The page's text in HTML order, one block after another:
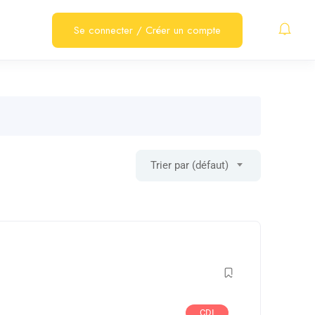
Se connecter / Créer un compte
Trier par (défaut)
CDI